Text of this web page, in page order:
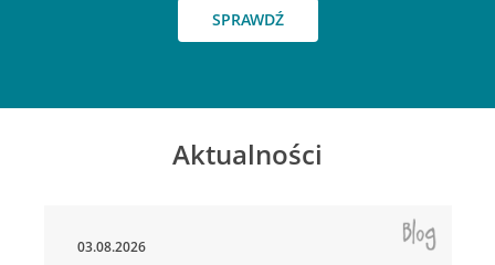
SPRAWDŹ
Aktualności
03.08.2026